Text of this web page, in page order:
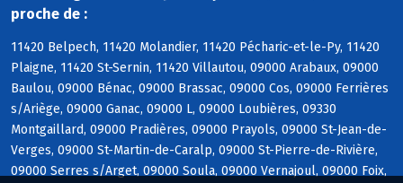
proche de :
11420 Belpech, 11420 Molandier, 11420 Pécharic-et-le-Py, 11420
Plaigne, 11420 St-Sernin, 11420 Villautou, 09000 Arabaux, 09000
Baulou, 09000 Bénac, 09000 Brassac, 09000 Cos, 09000 Ferrières
s/Ariège, 09000 Ganac, 09000 L, 09000 Loubières, 09330
Montgaillard, 09000 Pradières, 09000 Prayols, 09000 St-Jean-de-
Verges, 09000 St-Martin-de-Caralp, 09000 St-Pierre-de-Rivière,
09000 Serres s/Arget, 09000 Soula, 09000 Vernajoul, 09000 Foix,